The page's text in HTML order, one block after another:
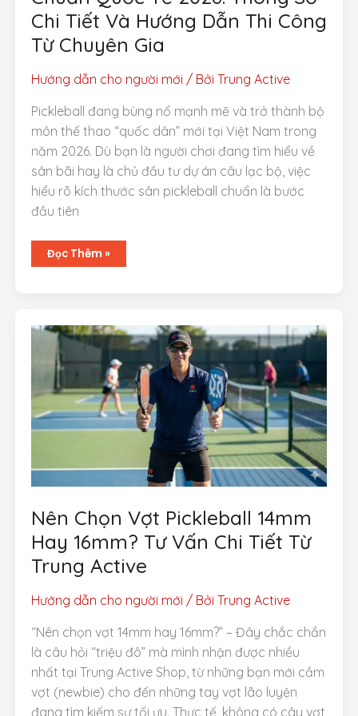
Chi Tiết Và Hướng Dẫn Thi Công
Từ Chuyên Gia
Hướng dẫn cho người mới / Bởi Trung Active
Pickleball đang bùng nổ mạnh mẽ và trở thành bộ
môn thể thao “quốc dân” mới tại Việt Nam trong
năm 2026. Dù bạn là người chơi đang tìm hiểu về
sân bãi hay là chủ đầu tư dự án câu lạc bộ, việc
hiểu rõ kích thước sân pickleball chuẩn là bước
đầu tiên
Kích
Thước
2026:
Thông
Chi
Tiết
Và
Hướng
Dẫn
Thi
Công
Từ
Đọc Thêm »
Nên Chọn Vợt Pickleball 14mm
Hay 16mm? Tư Vấn Chi Tiết Từ
Trung Active
Hướng dẫn cho người mới / Bởi Trung Active
“Nên chọn vợt 14mm hay 16mm?” – Đây chắc chắn
là câu hỏi “triệu đô” mà mình nhận được nhiều
nhất tại Trung Active Shop, từ những bạn mới cầm
vợt (newbie) cho đến những tay vợt lão luyện
đang tìm kiếm sự tối ưu. Thực tế, không có cây vợt